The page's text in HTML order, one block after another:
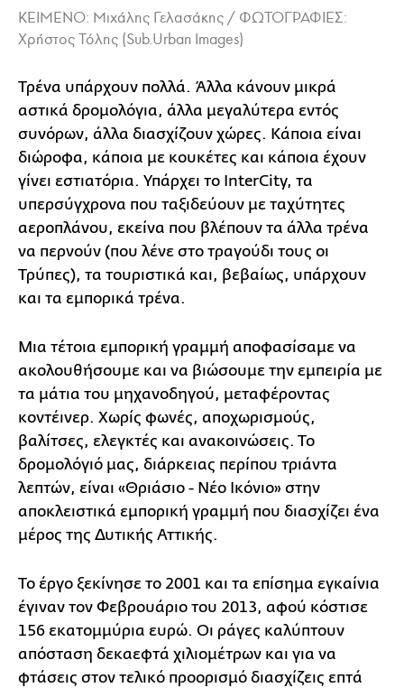
ΚΕΙΜΕΝΟ: Μιχάλης Γελασάκης / ΦΩΤΟΓΡΑΦΙΕΣ:
Χρήστος Τόλης (Sub.Urban Images)
Τρένα υπάρχουν πολλά. Άλλα κάνουν μικρά
αστικά δρομολόγια, άλλα μεγαλύτερα εντός
συνόρων, άλλα διασχίζουν χώρες. Κάποια είναι
διώροφα, κάποια με κουκέτες και κάποια έχουν
γίνει εστιατόρια. Υπάρχει το InterCity, τα
υπερσύγχρονα που ταξιδεύουν με ταχύτητες
αεροπλάνου, εκείνα που βλέπουν τα άλλα τρένα
να περνούν (που λένε στο τραγούδι τους οι
Τρύπες), τα τουριστικά και, βεβαίως, υπάρχουν
και τα εμπορικά τρένα.
Μια τέτοια εμπορική γραμμή αποφασίσαμε να
ακολουθήσουμε και να βιώσουμε την εμπειρία με
τα μάτια του μηχανοδηγού, μεταφέροντας
κοντέινερ. Χωρίς φωνές, αποχωρισμούς,
βαλίτσες, ελεγκτές και ανακοινώσεις. Το
δρομολόγιό μας, διάρκειας περίπου τριάντα
λεπτών, είναι «Θριάσιο - Νέο Ικόνιο» στην
αποκλειστικά εμπορική γραμμή που διασχίζει ένα
μέρος της Δυτικής Αττικής.
Το έργο ξεκίνησε το 2001 και τα επίσημα εγκαίνια
έγιναν τον Φεβρουάριο του 2013, αφού κόστισε
156 εκατομμύρια ευρώ. Οι ράγες καλύπτουν
απόσταση δεκαεφτά χιλιομέτρων και για να
φτάσεις στον τελικό προορισμό διασχίζεις επτά